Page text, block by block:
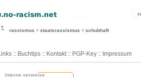
rassismus staatsrassismus schubhaft
Links :: Buchtips :: Kontakt :: PGP-Key :: Impressum
interne verweise